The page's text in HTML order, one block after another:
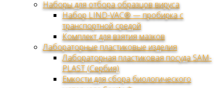
Наборы для отбора образцов вируса
Набор LIND-VAC® — пробирка с
транспортной средой
Комплект для взятия мазков
Лабораторные пластиковые изделия
Лабораторная пластиковая посуда SAM-
PLAST (Сербия)
Емкости для сбора биологического